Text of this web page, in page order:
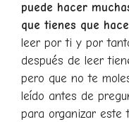
puede hacer
que tienes que
leer por ti y por
después de leer
pero que no te
leído antes de
para organizar este